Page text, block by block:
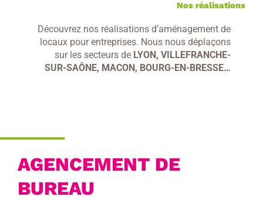
Nos réalisations
Découvrez nos réalisations d’aménagement de
locaux pour entreprises. Nous nous déplaçons
sur les secteurs de LYON, VILLEFRANCHE-
SUR-SAÔNE, MACON, BOURG-EN-BRESSE…
AGENCEMENT DE
BUREAU